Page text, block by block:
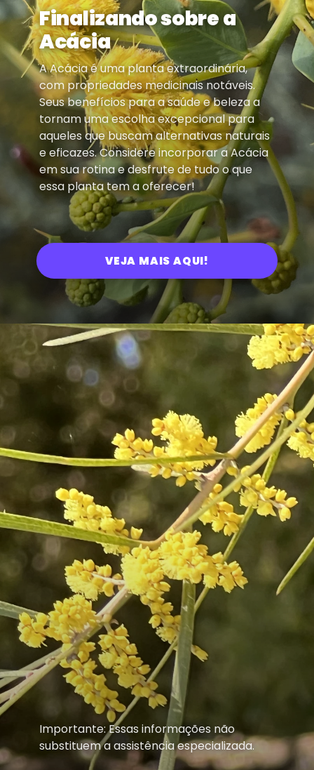
Finalizando sobre a
Acácia
A Acácia é uma planta extraordinária,
com propriedades medicinais notáveis.
Seus benefícios para a saúde e beleza a
tornam uma escolha excepcional para
aqueles que buscam alternativas naturais
e eficazes. Considere incorporar a Acácia
em sua rotina e desfrute de tudo o que
essa planta tem a oferecer!
VEJA MAIS AQUI!
Importante: Essas informações não
substituem a assistência especializada.